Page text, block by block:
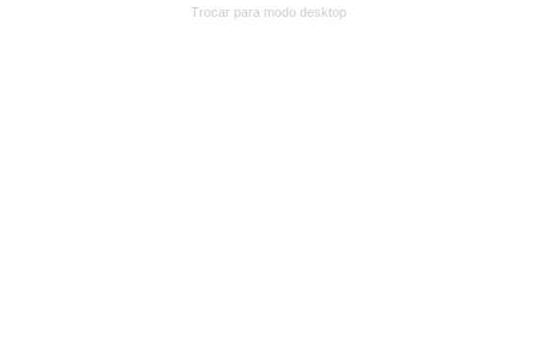
Trocar para modo desktop